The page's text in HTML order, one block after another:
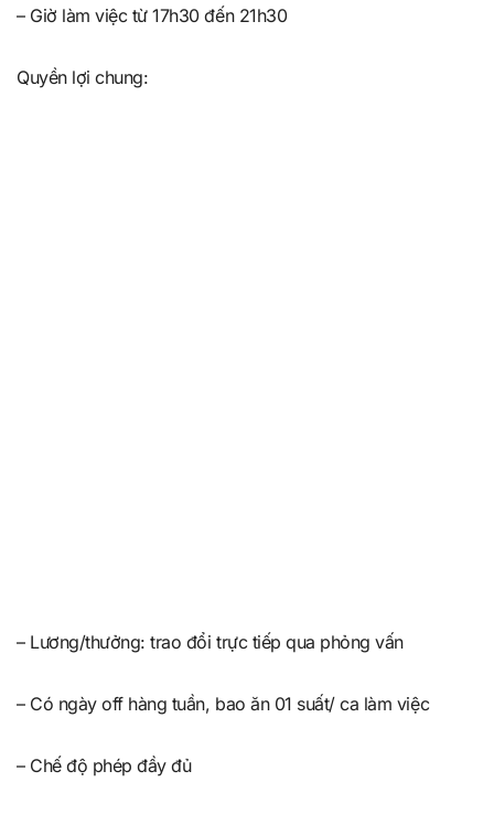
– Giờ làm việc từ 17h30 đến 21h30
Quyền lợi chung:
– Lương/thưởng: trao đổi trực tiếp qua phỏng vấn
– Có ngày off hàng tuần, bao ăn 01 suất/ ca làm việc
– Chế độ phép đầy đủ